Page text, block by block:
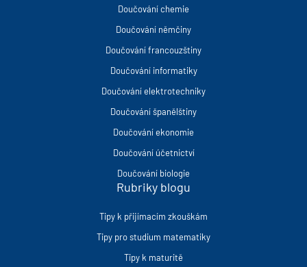
Doučování chemie
Doučování němčiny
Doučování francouzštiny
Doučování informatiky
Doučování elektrotechniky
Doučování španělštiny
Doučování ekonomie
Doučování účetnictví
Doučování biologie
Rubriky blogu
Tipy k přijímacím zkouškám
Tipy pro studium matematiky
Tipy k maturitě